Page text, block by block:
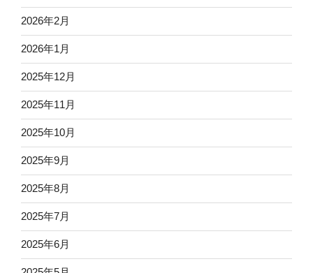
2026年2月
2026年1月
2025年12月
2025年11月
2025年10月
2025年9月
2025年8月
2025年7月
2025年6月